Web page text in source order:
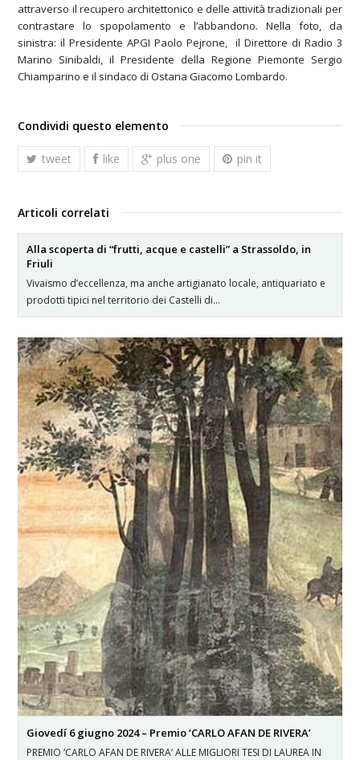
attraverso il recupero architettonico e delle attività tradizionali per
contrastare lo spopolamento e l’abbandono. Nella foto, da
sinistra: il Presidente APGI Paolo Pejrone, il Direttore di Radio 3
Marino Sinibaldi, il Presidente della Regione Piemonte Sergio
Chiamparino e il sindaco di Ostana Giacomo Lombardo.
Condividi questo elemento
tweet like plus one pin it
Articoli correlati
Alla scoperta di “frutti, acque e castelli” a Strassoldo, in
Friuli
Vivaismo d’eccellenza, ma anche artigianato locale, antiquariato e
prodotti tipici nel territorio dei Castelli di…
Giovedí 6 giugno 2024 – Premio ‘CARLO AFAN DE RIVERA’
PREMIO ‘CARLO AFAN DE RIVERA’ ALLE MIGLIORI TESI DI LAUREA IN